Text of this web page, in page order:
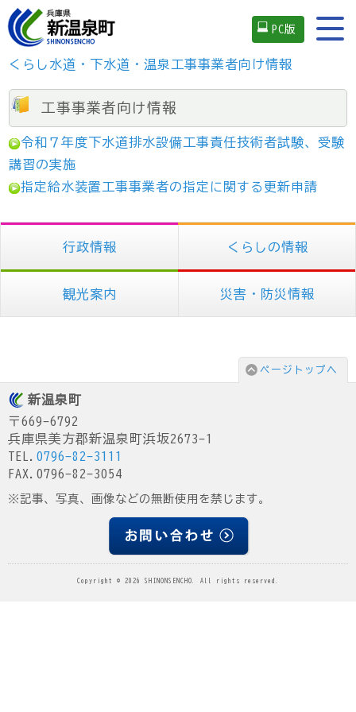
PC版
くらし 水道・下水道・温泉 工事事業者向け情報
工事事業者向け情報
令和７年度下水道排水設備工事責任技術者試験、受験
講習の実施
指定給水装置工事事業者の指定に関する更新申請
行政情報 くらしの情報
観光案内 災害・防災情報
ページトップへ
新温泉町
〒669-6792
兵庫県美方郡新温泉町浜坂2673-1
TEL. 0796-82-3111
FAX.0796-82-3054
※記事、写真、画像などの無断使用を禁じます。
Copyright © 2026 SHINONSENCHO. All rights reserved.